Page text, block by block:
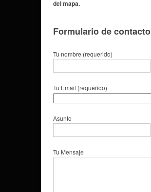
del mapa.
Formulario de contacto
Tu nombre (requerido)
Tu Email (requerido)
Asunto
Tu Mensaje